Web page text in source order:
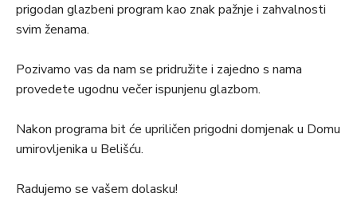
prigodan glazbeni program kao znak pažnje i zahvalnosti
svim ženama.
Pozivamo vas da nam se pridružite i zajedno s nama
provedete ugodnu večer ispunjenu glazbom.
Nakon programa bit će upriličen prigodni domjenak u Domu
umirovljenika u Belišću.
Radujemo se vašem dolasku!